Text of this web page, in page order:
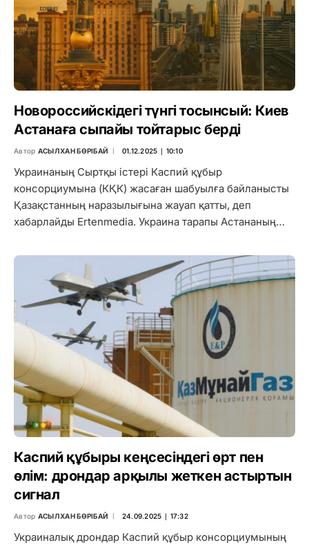
Новороссийскідегі түнгі тосынсый: Киев
Астанаға сыпайы тойтарыс берді
Автор АСЫЛХАН БӨРІБАЙ 01.12.2025 ∣ 10:10
Украинаның Сыртқы істері Каспий құбыр
консорциумына (КҚК) жасаған шабуылға байланысты
Қазақстанның наразылығына жауап қатты, деп
хабарлайды Ertenmedia. Украина тарапы Астананың…
Каспий құбыры кеңсесіндегі өрт пен
өлім: дрондар арқылы жеткен астыртын
сигнал
Автор АСЫЛХАН БӨРІБАЙ 24.09.2025 ∣ 17:32
Украиналық дрондар Каспий құбыр консорциумының